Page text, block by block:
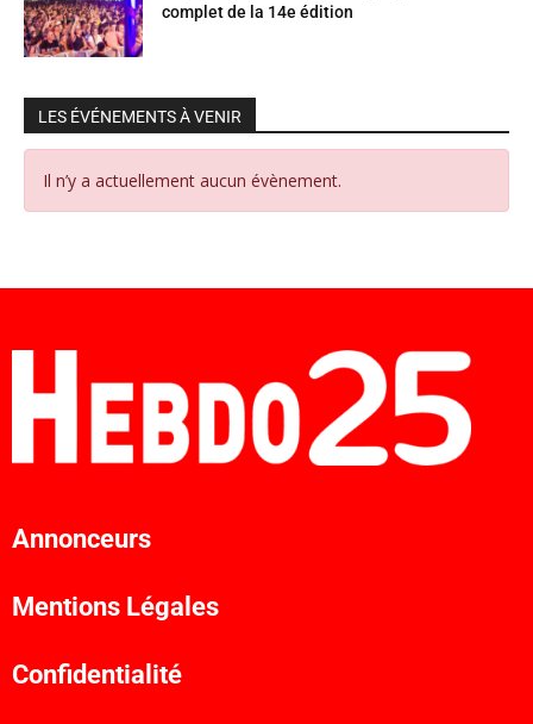
complet de la 14e édition
LES ÉVÉNEMENTS À VENIR
Il n’y a actuellement aucun évènement.
Annonceurs
Mentions Légales
Confidentialité